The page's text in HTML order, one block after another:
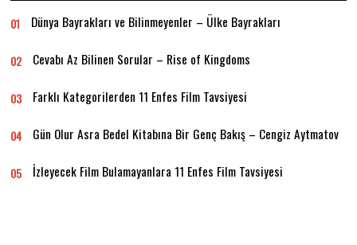
01 Dünya Bayrakları ve Bilinmeyenler – Ülke Bayrakları
02 Cevabı Az Bilinen Sorular – Rise of Kingdoms
03 Farklı Kategorilerden 11 Enfes Film Tavsiyesi
04 Gün Olur Asra Bedel Kitabına Bir Genç Bakış – Cengiz Aytmatov
05 İzleyecek Film Bulamayanlara 11 Enfes Film Tavsiyesi